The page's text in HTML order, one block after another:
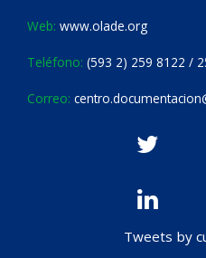
Web: www.olade.org
Teléfono: (593 2) 259 8122 /
Correo:
Tweets by